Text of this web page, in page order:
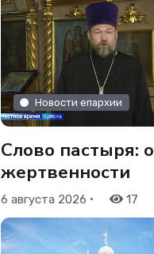
Новости епархии
Слово пастыря: о
жертвенности
6 августа 2026 • 17